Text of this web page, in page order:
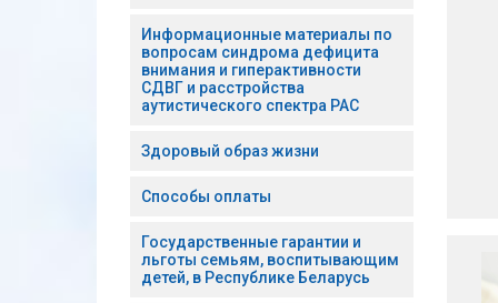
Информационные материалы по
вопросам синдрома дефицита
внимания и гиперактивности
СДВГ и расстройства
аутистического спектра РАС
Здоровый образ жизни
Способы оплаты
Государственные гарантии и
льготы семьям, воспитывающим
детей, в Республике Беларусь